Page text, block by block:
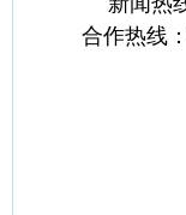
合作热线